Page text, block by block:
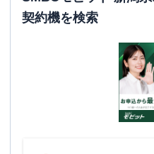
契約機を検索